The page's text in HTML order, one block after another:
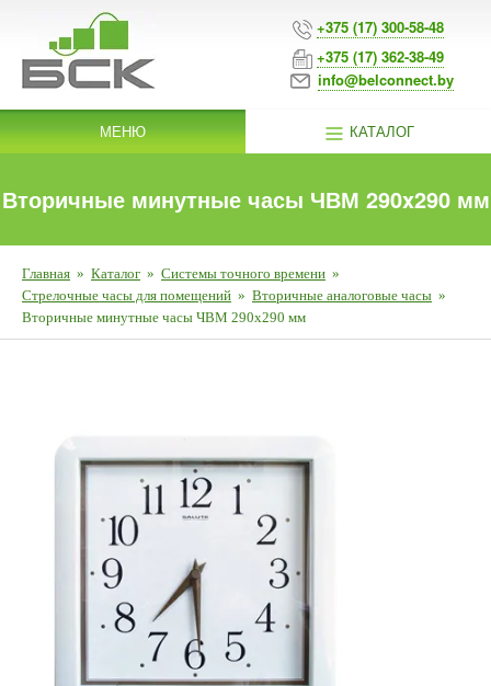
+375 (17) 300-58-48
+375 (17) 362-38-49
info@belconnect.by
МЕНЮ КАТАЛОГ
Вторичные минутные часы ЧВМ 290x290 мм
Главная » Каталог » Системы точного времени »
Стрелочные часы для помещений » Вторичные аналоговые часы »
Вторичные минутные часы ЧВМ 290x290 мм